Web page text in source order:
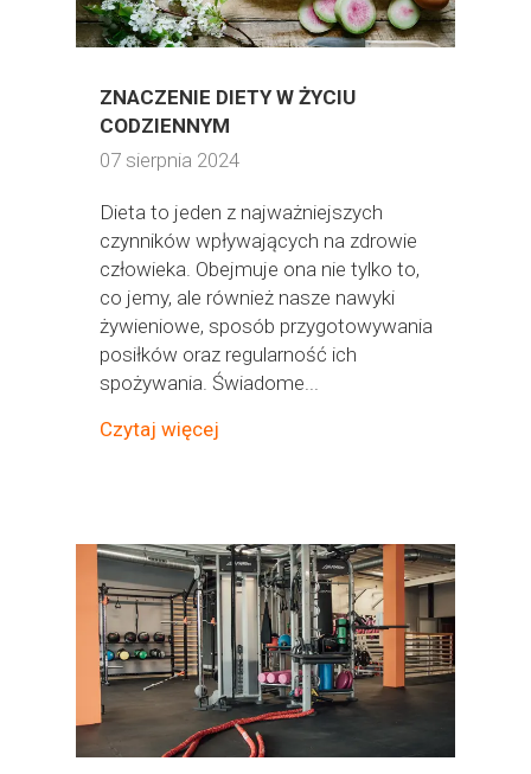
ZNACZENIE DIETY W ŻYCIU
CODZIENNYM
07 sierpnia 2024
Dieta to jeden z najważniejszych
czynników wpływających na zdrowie
człowieka. Obejmuje ona nie tylko to,
co jemy, ale również nasze nawyki
żywieniowe, sposób przygotowywania
posiłków oraz regularność ich
spożywania. Świadome...
Czytaj więcej